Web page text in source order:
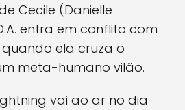
Cecile (Danielle
entra em conflito com
ela cruza o
meta-humano vilão.
vai ao ar no dia